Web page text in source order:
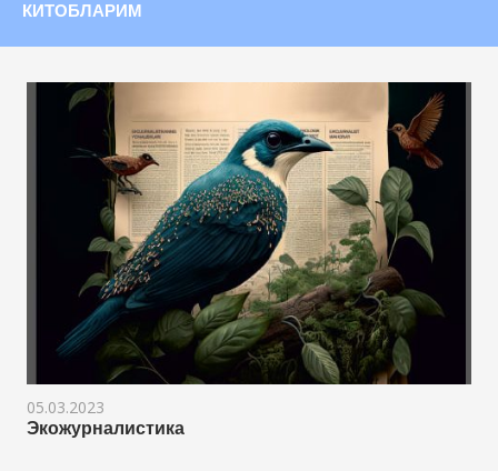
КИТОБЛАРИМ
05.03.2023
Экожурналистика